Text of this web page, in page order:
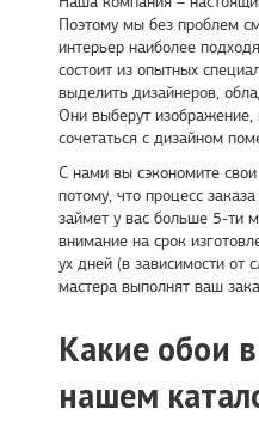
Поэтому мы без проблем
интерьер наиболее
состоит из опытных
выделить дизайнеров,
Они выберут изображение,
сочетаться с дизайном
С нами вы сэкономите
потому, что процесс
займет у вас больше 5-ти
внимание на срок
ух дней (в зависимости от
мастера выполнят ваш
Какие обои
нашем